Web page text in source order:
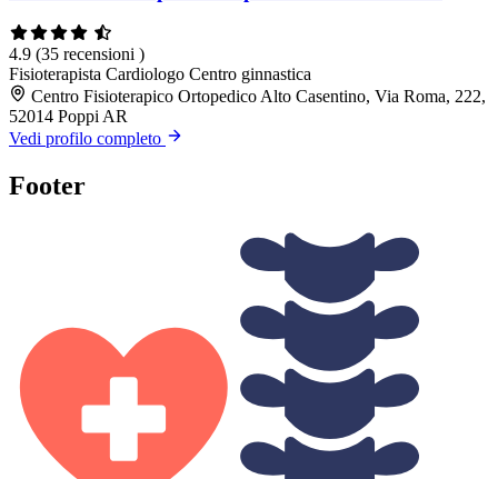
4.9 (35 recensioni )
Fisioterapista Cardiologo Centro ginnastica
Centro Fisioterapico Ortopedico Alto Casentino, Via Roma, 222,
52014 Poppi AR
Vedi profilo completo
Footer